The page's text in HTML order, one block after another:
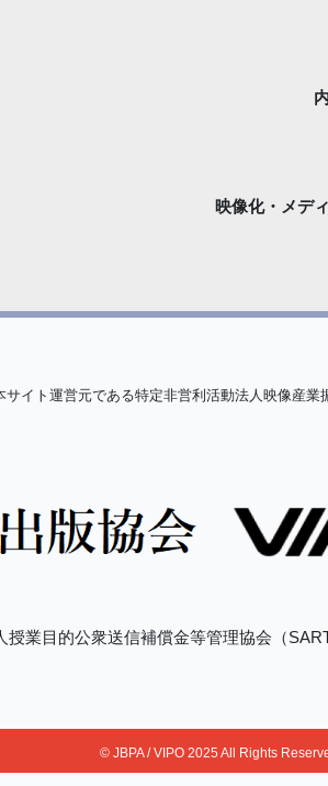
映像化・ メデ
サイト運営元である特定非営利活動法人映像産業
業目的公衆送信補償金等管理協会（
© JBPA / VIPO 2025 All Rights